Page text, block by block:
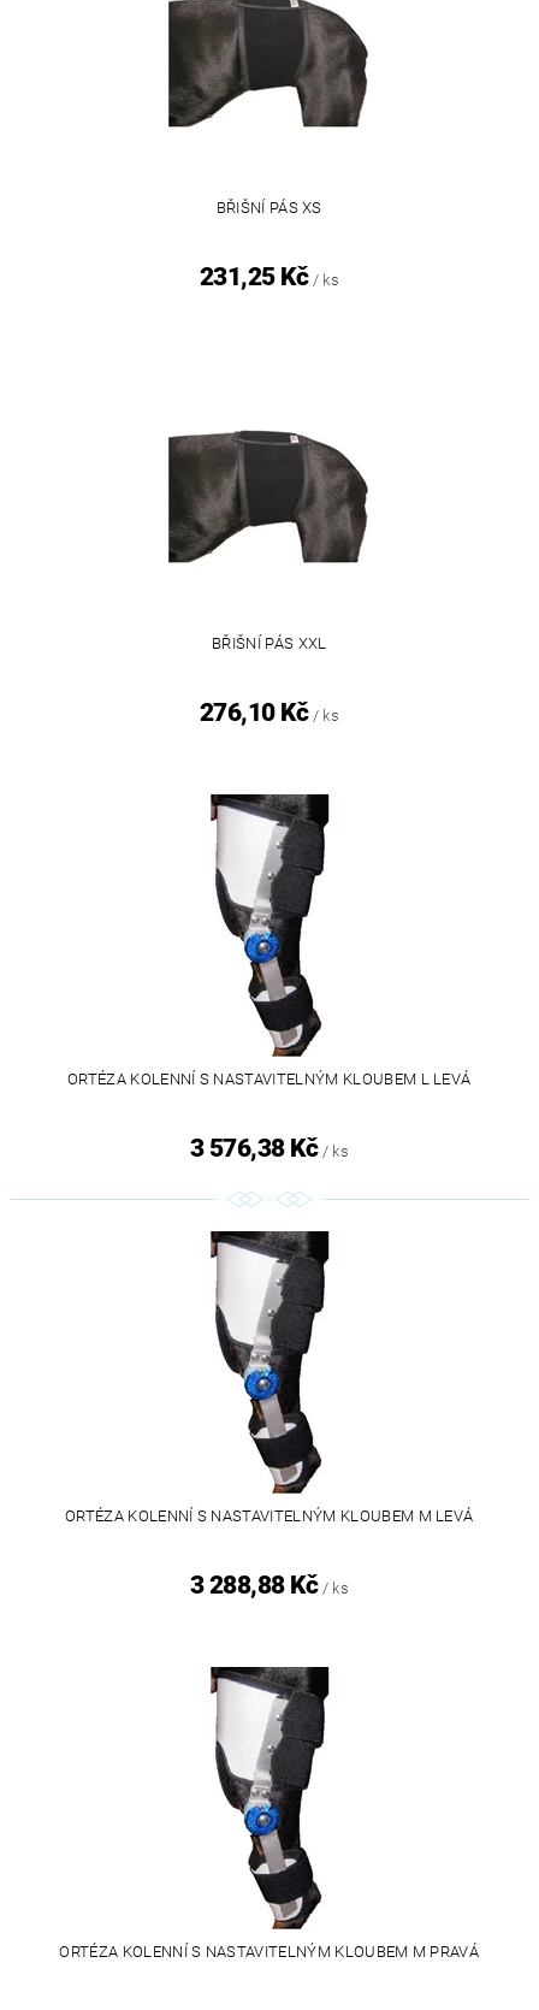
BŘIŠNÍ PÁS XS
231,25 Kč / ks
BŘIŠNÍ PÁS XXL
276,10 Kč / ks
ORTÉZA KOLENNÍ S NASTAVITELNÝM KLOUBEM L LEVÁ
3 576,38 Kč / ks
ORTÉZA KOLENNÍ S NASTAVITELNÝM KLOUBEM M LEVÁ
3 288,88 Kč / ks
ORTÉZA KOLENNÍ S NASTAVITELNÝM KLOUBEM M PRAVÁ